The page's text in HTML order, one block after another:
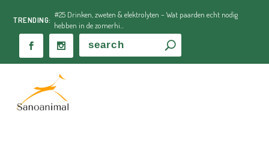
TRENDING:
#25 Drinken, zweten & elektrolyten – Wat paarden echt nodig
hebben in de zomerhi...